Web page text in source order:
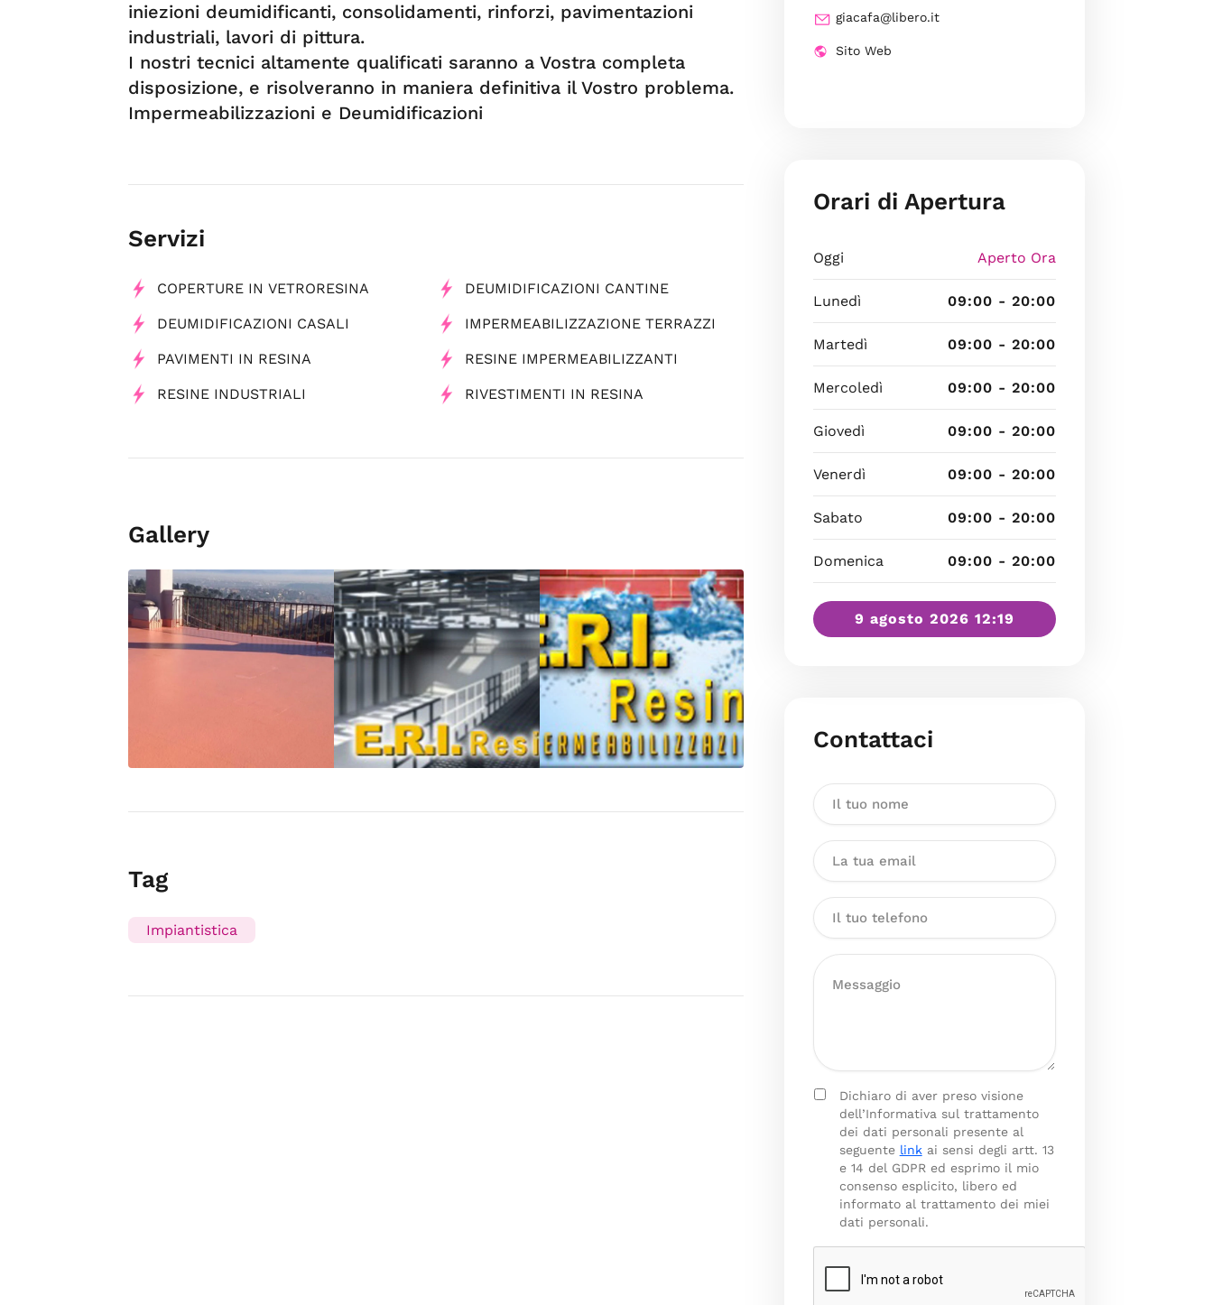
iniezioni deumidificanti, consolidamenti, rinforzi, pavimentazioni
industriali, lavori di pittura.
I nostri tecnici altamente qualificati saranno a Vostra completa
disposizione, e risolveranno in maniera definitiva il Vostro problema.
Impermeabilizzazioni e Deumidificazioni
Servizi
COPERTURE IN VETRORESINA DEUMIDIFICAZIONI CANTINE
DEUMIDIFICAZIONI CASALI IMPERMEABILIZZAZIONE TERRAZZI
PAVIMENTI IN RESINA RESINE IMPERMEABILIZZANTI
RESINE INDUSTRIALI RIVESTIMENTI IN RESINA
Gallery
Tag
Impiantistica
giacafa@libero.it
Sito Web
Orari di Apertura
Oggi Aperto Ora
Lunedì 09:00 - 20:00
Martedì 09:00 - 20:00
Mercoledì 09:00 - 20:00
Giovedì 09:00 - 20:00
Venerdì 09:00 - 20:00
Sabato 09:00 - 20:00
Domenica 09:00 - 20:00
9 agosto 2026 12:19
Contattaci
Dichiaro di aver preso visione
dell’Informativa sul trattamento
dei dati personali presente al
seguente linkai sensi degli artt. 13
e 14 del GDPR ed esprimo il mio
consenso esplicito, libero ed
informato al trattamento dei miei
dati personali.